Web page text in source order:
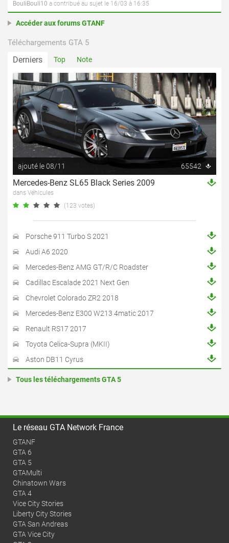
BouliBouli10 a contribué au sujet le 16/03 à 16:35
Accéder aux forums GTANF
Téléchargements GTA 5
Derniers Top Note
ajouté le 08/11 65542
Mercedes-Benz SL65 Black Series 2009
dans Véhicules
(123 votes)
Porsche 911 Turbo S 2021
Audi A6 2020
Mercedes-Benz AMG GT/R/C Roadster
Cadillac Escalade 2021 Next Gen
Chevrolet Colorado ZR2 2018
Mercedes-Benz E300 W213 4matic 2017
Renault RS17 2017
Toyota Celica-Supra (MKII)
Aston DB11 Cyrus
Tous les téléchargements GTA 5
Le réseau GTA Network France
GTANF
GTA 6
GTA 5
GTAMulti
Chinatown Wars
GTA 4
Vice City Stories
Liberty City Stories
GTA San Andreas
GTA Vice City